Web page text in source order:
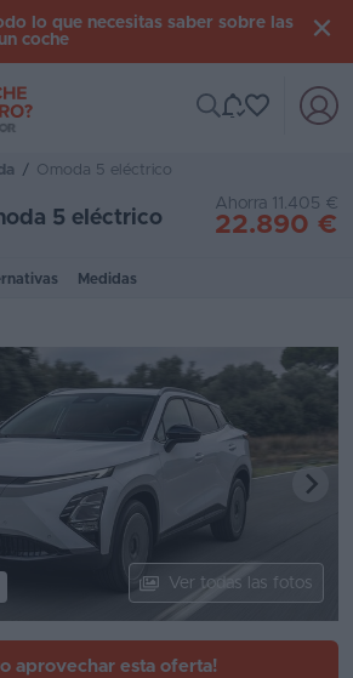
lo que necesitas saber sobre las
coche
/ Omoda 5 eléctrico
5 eléctrico
Ahorra 11.405 €
22.890 €
Medidas
Ver todas las fotos
aprovechar esta oferta!